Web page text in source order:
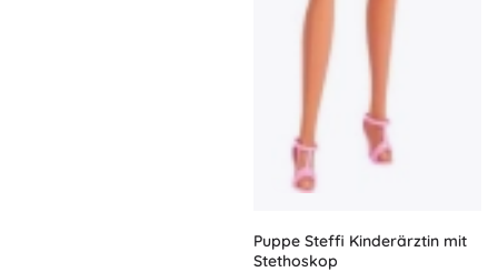
Puppe Steffi Kinderärztin mit
Stethoskop